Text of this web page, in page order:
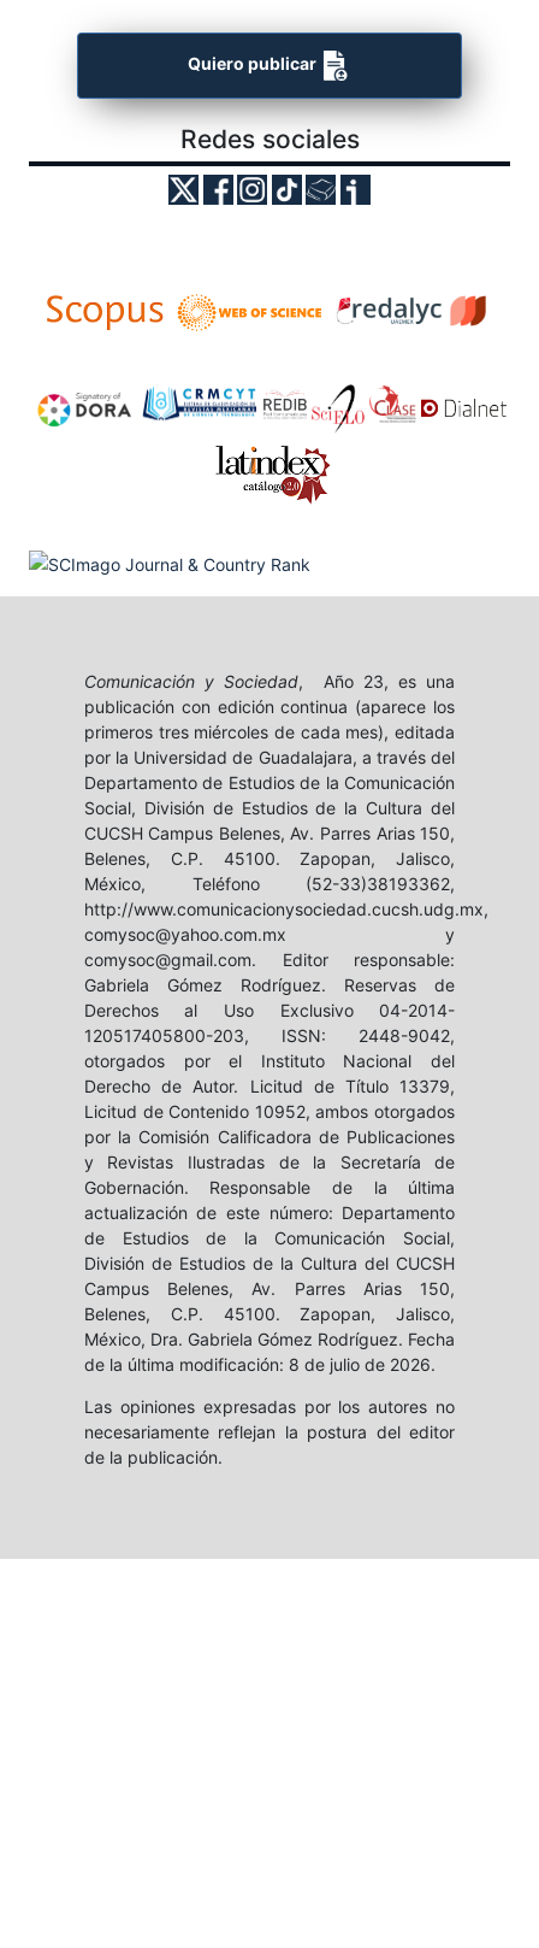
Quiero publicar
Redes sociales
Comunicación y Sociedad, Año 23, es una
publicación con edición continua (aparece los
primeros tres miércoles de cada mes), editada
por la Universidad de Guadalajara, a través del
Departamento de Estudios de la Comunicación
Social, División de Estudios de la Cultura del
CUCSH Campus Belenes, Av. Parres Arias 150,
Belenes, C.P. 45100. Zapopan, Jalisco,
México, Teléfono (52-33)38193362,
http://www.comunicacionysociedad.cucsh.udg.mx,
comysoc@yahoo.com.mx y
comysoc@gmail.com. Editor responsable:
Gabriela Gómez Rodríguez. Reservas de
Derechos al Uso Exclusivo 04-2014-
120517405800-203, ISSN: 2448-9042,
otorgados por el Instituto Nacional del
Derecho de Autor. Licitud de Título 13379,
Licitud de Contenido 10952, ambos otorgados
por la Comisión Calificadora de Publicaciones
y Revistas Ilustradas de la Secretaría de
Gobernación. Responsable de la última
actualización de este número: Departamento
de Estudios de la Comunicación Social,
División de Estudios de la Cultura del CUCSH
Campus Belenes, Av. Parres Arias 150,
Belenes, C.P. 45100. Zapopan, Jalisco,
México, Dra. Gabriela Gómez Rodríguez. Fecha
de la última modificación: 8 de julio de 2026.
Las opiniones expresadas por los autores no
necesariamente reflejan la postura del editor
de la publicación.